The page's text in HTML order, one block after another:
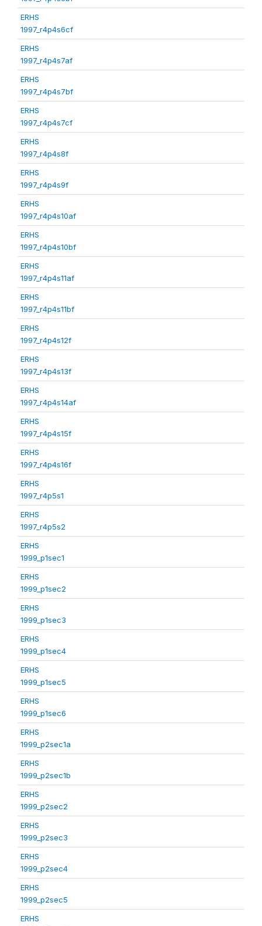
ERHS
1997_r4p4s6cf
ERHS
1997_r4p4s7af
ERHS
1997_r4p4s7bf
ERHS
1997_r4p4s7cf
ERHS
1997_r4p4s8f
ERHS
1997_r4p4s9f
ERHS
1997_r4p4s10af
ERHS
1997_r4p4s10bf
ERHS
1997_r4p4s11af
ERHS
1997_r4p4s11bf
ERHS
1997_r4p4s12f
ERHS
1997_r4p4s13f
ERHS
1997_r4p4s14af
ERHS
1997_r4p4s15f
ERHS
1997_r4p4s16f
ERHS
1997_r4p5s1
ERHS
1997_r4p5s2
ERHS
1999_p1sec1
ERHS
1999_p1sec2
ERHS
1999_p1sec3
ERHS
1999_p1sec4
ERHS
1999_p1sec5
ERHS
1999_p1sec6
ERHS
1999_p2sec1a
ERHS
1999_p2sec1b
ERHS
1999_p2sec2
ERHS
1999_p2sec3
ERHS
1999_p2sec4
ERHS
1999_p2sec5
ERHS